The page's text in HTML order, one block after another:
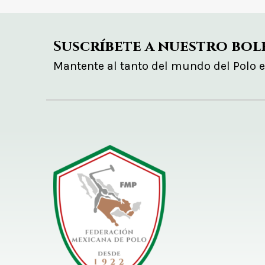
Suscríbete a nuestro
Mantente al tanto del mundo del Polo